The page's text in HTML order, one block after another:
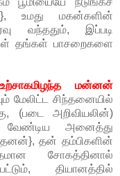
உமது மகன்களின்
வந்ததும், இப்படி
தங்கள் பாசறைகளை
மன்னன்
மேலிட்ட சிந்தனையில்
(படை அறிவியலின்)
வேண்டிய அனைத்து
தன் தம்பிகளின்
சோகத்தினால்
தியானத்தில்